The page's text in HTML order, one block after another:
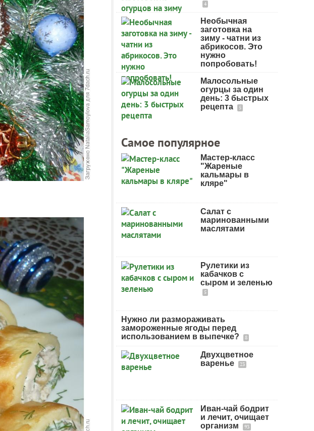
4
Необычная
заготовка на
зиму - чатни из
абрикосов. Это
нужно
попробовать!
Малосольные
огурцы за один
день: 3 быстрых
рецепта
5
Самое популярное
Мастер-класс
"Жареные
кальмары в
кляре"
Салат с
маринованными
маслятами
Рулетики из
кабачков с
сыром и зеленью
5
Нужно ли размораживать
замороженные ягоды перед
использованием в выпечке?
8
Двухцветное
варенье
23
Иван-чай бодрит
и лечит, очищает
организм
93